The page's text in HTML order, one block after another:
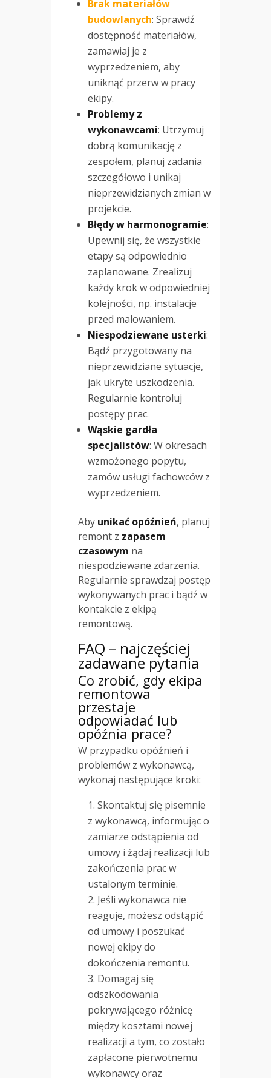
Brak materiałów
budowlanych: Sprawdź
dostępność materiałów,
zamawiaj je z
wyprzedzeniem, aby
uniknąć przerw w pracy
ekipy.
Problemy z
wykonawcami: Utrzymuj
dobrą komunikację z
zespołem, planuj zadania
szczegółowo i unikaj
nieprzewidzianych zmian w
projekcie.
Błędy w harmonogramie:
Upewnij się, że wszystkie
etapy są odpowiednio
zaplanowane. Zrealizuj
każdy krok w odpowiedniej
kolejności, np. instalacje
przed malowaniem.
Niespodziewane usterki:
Bądź przygotowany na
nieprzewidziane sytuacje,
jak ukryte uszkodzenia.
Regularnie kontroluj
postępy prac.
Wąskie gardła
specjalistów: W okresach
wzmożonego popytu,
zamów usługi fachowców z
wyprzedzeniem.
Aby unikać opóźnień, planuj
remont z zapasem
czasowym na
niespodziewane zdarzenia.
Regularnie sprawdzaj postęp
wykonywanych prac i bądź w
kontakcie z ekipą
remontową.
FAQ – najczęściej
zadawane pytania
Co zrobić, gdy ekipa
remontowa
przestaje
odpowiadać lub
opóźnia prace?
W przypadku opóźnień i
problemów z wykonawcą,
wykonaj następujące kroki:
Skontaktuj się pisemnie
z wykonawcą, informując o
zamiarze odstąpienia od
umowy i żądaj realizacji lub
zakończenia prac w
ustalonym terminie.
Jeśli wykonawca nie
reaguje, możesz odstąpić
od umowy i poszukać
nowej ekipy do
dokończenia remontu.
Domagaj się
odszkodowania
pokrywającego różnicę
między kosztami nowej
realizacji a tym, co zostało
zapłacone pierwotnemu
wykonawcy oraz